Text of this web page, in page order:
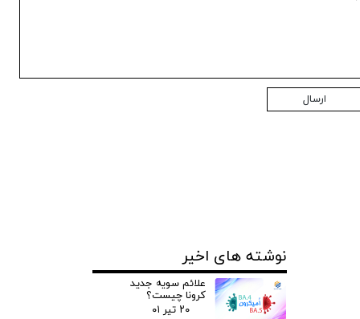
ارسال
نوشته های اخیر
علائم سویه جدید
کرونا چیست؟
۲۰ تیر ۰۱